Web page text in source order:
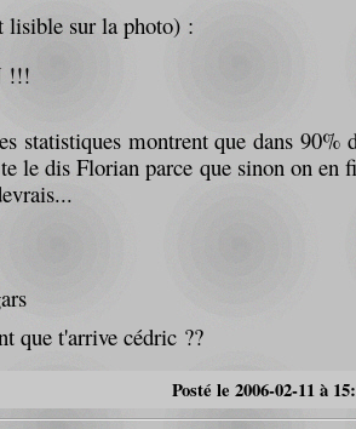
lisible sur la photo) :
!!!
statistiques montrent que dans 90%
le dis Florian parce que sinon on
que t'arrive cédric ??
Posté le 2006-02-11 à